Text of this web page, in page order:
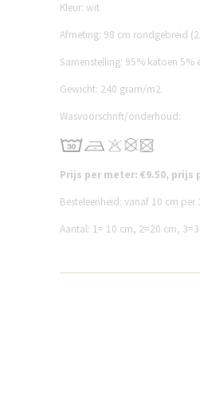
Kleur: wit
Afmeting: 98 cm rondgebreid
Samenstelling: 95% katoen 5%
Gewicht: 240 gram/m2
Wasvoorschrift/onderhoud:
Prijs per meter: €9.50, prijs
Besteleenheid: vanaf 10 cm per
Aantal: 1= 10 cm, 2=20 cm,